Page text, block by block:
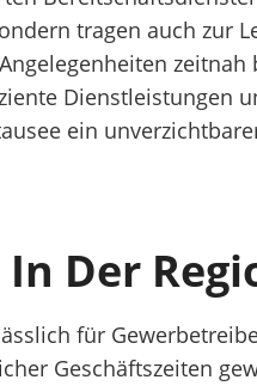
tragen auch zur
Dienstleistungen
ein
Der
für
Geschäftszeiten